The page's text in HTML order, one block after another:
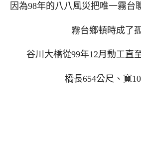
因為98年的八八風災把唯一霧台
霧台鄉頓時成了
谷川大橋從99年12月動工直
橋長654公尺、寬